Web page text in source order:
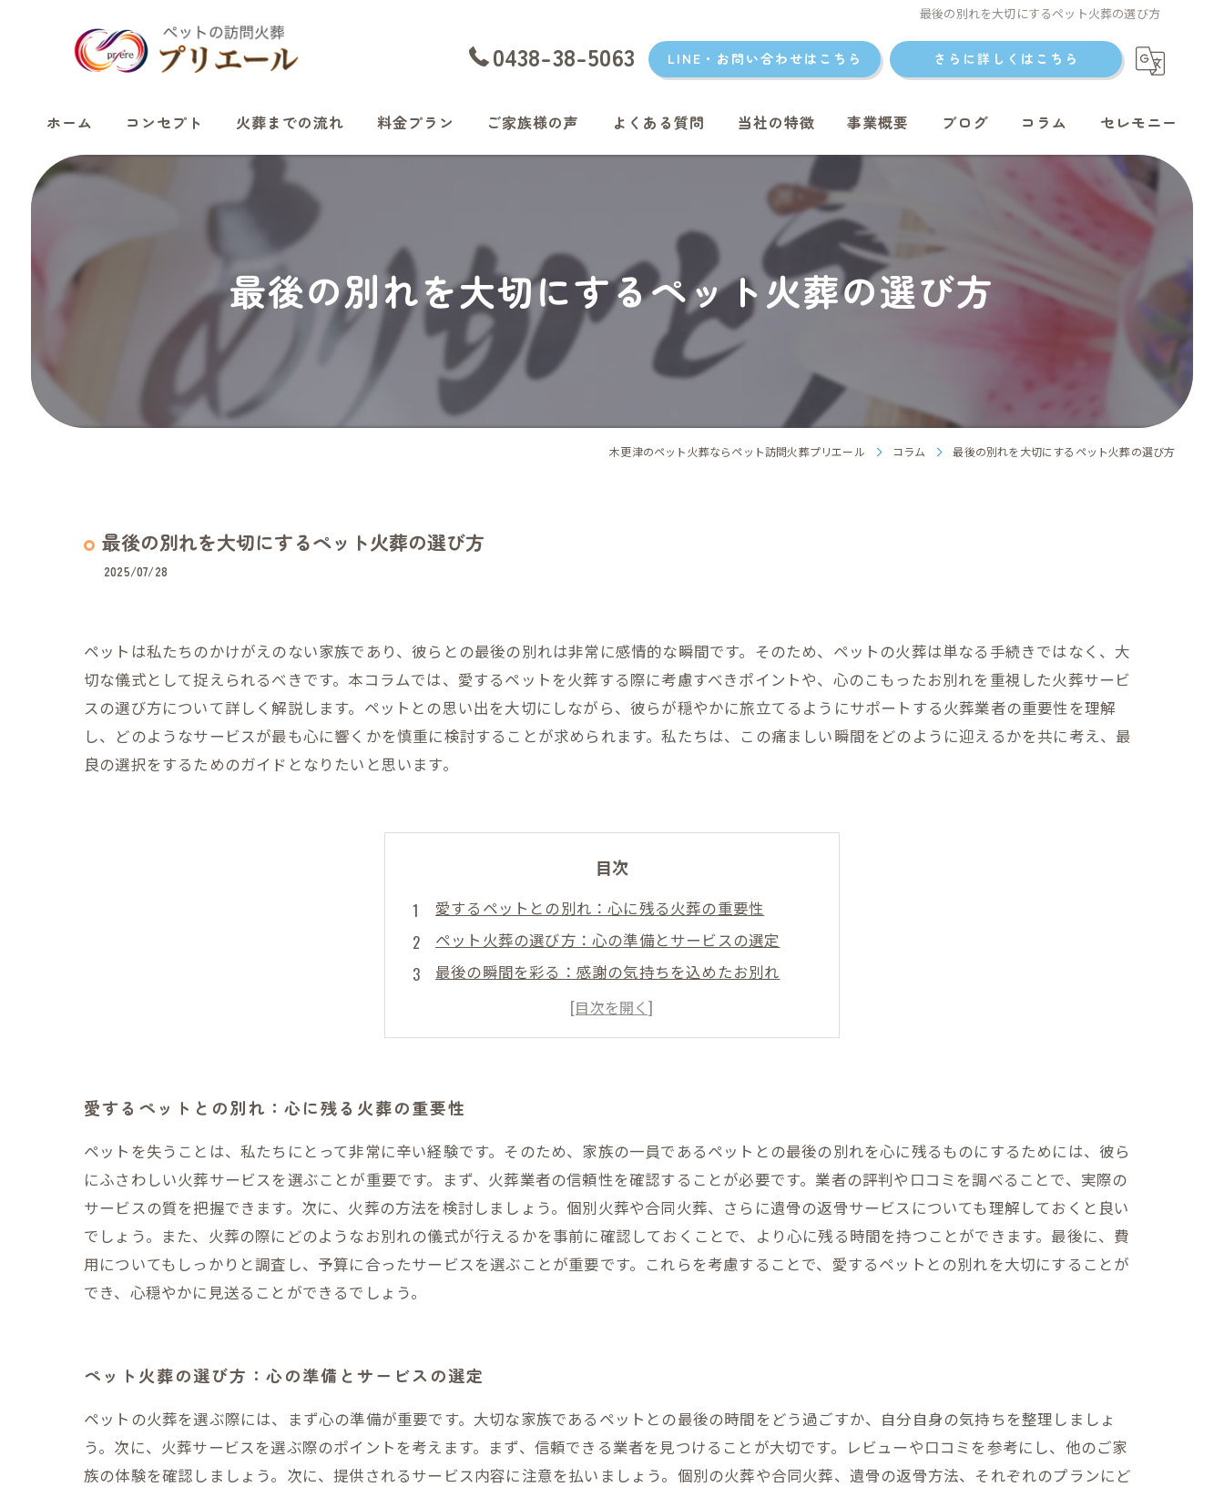
最後の別れを大切にするペット火葬の選び方
0438-38-5063 LINE・お問い合わせはこちら さらに詳しくはこちら
ホーム コンセプト 火葬までの流れ 料金プラン ご家族様の声 よくある質問 当社の特徴
君津のペット火葬
富津のペット火葬
袖ケ浦のペット火葬
事業概要 ブログ コラム セレモニー
最後の別れを大切にするペット火葬の選び方
木更津のペット火葬ならペット訪問火葬プリエール コラム 最後の別れを大切にするペット火葬の選び方
最後の別れを大切にするペット火葬の選び方
2025/07/28
ペットは私たちのかけがえのない家族であり、彼らとの最後の別れは非常に感情的な瞬間です。そのため、ペットの火葬は単なる手続きではなく、大
切な儀式として捉えられるべきです。本コラムでは、愛するペットを火葬する際に考慮すべきポイントや、心のこもったお別れを重視した火葬サービ
スの選び方について詳しく解説します。ペットとの思い出を大切にしながら、彼らが穏やかに旅立てるようにサポートする火葬業者の重要性を理解
し、どのようなサービスが最も心に響くかを慎重に検討することが求められます。私たちは、この痛ましい瞬間をどのように迎えるかを共に考え、最
良の選択をするためのガイドとなりたいと思います。
目次
愛するペットとの別れ：心に残る火葬の重要性
ペット火葬の選び方：心の準備とサービスの選定
最後の瞬間を彩る：感謝の気持ちを込めたお別れ
専門家のアドバイス：信頼できる火葬業者の見極め方
ペットとの思い出を大切にするために：火葬後のケア
最愛のペットを見送るための決断と次のステップ
愛するペットとの別れ：心に残る火葬の重要性
ペットを失うことは、私たちにとって非常に辛い経験です。そのため、家族の一員であるペットとの最後の別れを心に残るものにするためには、彼ら
にふさわしい火葬サービスを選ぶことが重要です。まず、火葬業者の信頼性を確認することが必要です。業者の評判や口コミを調べることで、実際の
サービスの質を把握できます。次に、火葬の方法を検討しましょう。個別火葬や合同火葬、さらに遺骨の返骨サービスについても理解しておくと良い
でしょう。また、火葬の際にどのようなお別れの儀式が行えるかを事前に確認しておくことで、より心に残る時間を持つことができます。最後に、費
用についてもしっかりと調査し、予算に合ったサービスを選ぶことが重要です。これらを考慮することで、愛するペットとの別れを大切にすることが
でき、心穏やかに見送ることができるでしょう。
ペット火葬の選び方：心の準備とサービスの選定
ペットの火葬を選ぶ際には、まず心の準備が重要です。大切な家族であるペットとの最後の時間をどう過ごすか、自分自身の気持ちを整理しましょ
う。次に、火葬サービスを選ぶ際のポイントを考えます。まず、信頼できる業者を見つけることが大切です。レビューや口コミを参考にし、他のご家
族の体験を確認しましょう。次に、提供されるサービス内容に注意を払いましょう。個別の火葬や合同火葬、遺骨の返骨方法、それぞれのプランにど